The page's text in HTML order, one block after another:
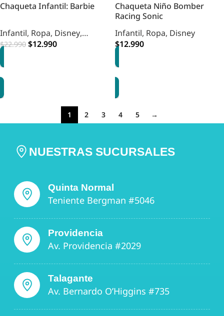
Chaqueta Infantil: Barbie
Infantil, Ropa, Disney,
Infantil,Vestuario
$22.990 $12.990
Chaqueta Niño Bomber
Racing Sonic
Infantil, Ropa, Disney
$12.990
1 2 3 4 5 →
NUESTRAS SUCURSALES
Quinta Normal
Teniente Bergman #5046
Providencia
Av. Providencia #2029
Talagante
Av. Bernardo O’Higgins #735